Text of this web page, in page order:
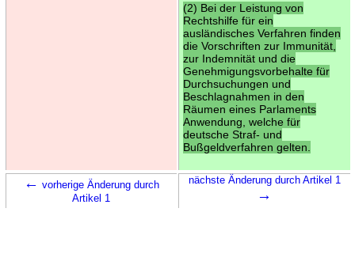
(2) Bei der Leistung von
Rechtshilfe für ein
ausländisches Verfahren finden
die Vorschriften zur Immunität,
zur Indemnität und die
Genehmigungsvorbehalte für
Durchsuchungen und
Beschlagnahmen in den
Räumen eines Parlaments
Anwendung, welche für
deutsche Straf- und
Bußgeldverfahren gelten.
← vorherige Änderung durch
Artikel 1
nächste Änderung durch Artikel 1
→